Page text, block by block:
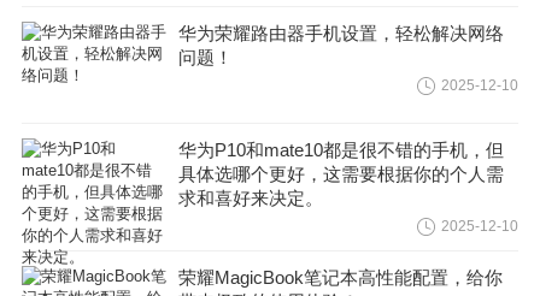
华为荣耀路由器手机设置，轻松解决网络
问题！
2025-12-10
华为P10和mate10都是很不错的手机，但
具体选哪个更好，这需要根据你的个人需
求和喜好来决定。
2025-12-10
荣耀MagicBook笔记本高性能配置，给你